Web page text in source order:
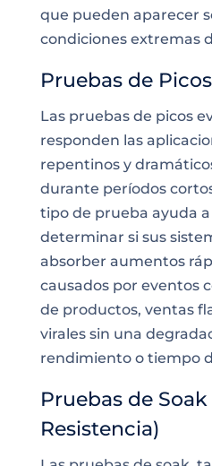
que pueden aparecer
condiciones extremas
Pruebas de Picos
Las pruebas de picos
responden las
repentinos y
durante períodos
tipo de prueba ayuda a
determinar si sus
absorber aumentos
causados por eventos
de productos, ventas
virales sin una
rendimiento o tiempo
Pruebas de
Resistencia)